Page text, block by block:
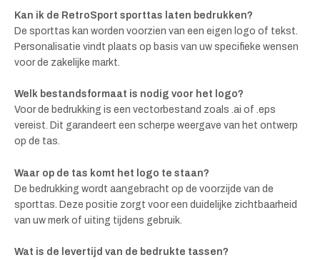
Kan ik de RetroSport sporttas laten bedrukken?
De sporttas kan worden voorzien van een eigen logo of tekst.
Personalisatie vindt plaats op basis van uw specifieke wensen
voor de zakelijke markt.
Welk bestandsformaat is nodig voor het logo?
Voor de bedrukking is een vectorbestand zoals .ai of .eps
vereist. Dit garandeert een scherpe weergave van het ontwerp
op de tas.
Waar op de tas komt het logo te staan?
De bedrukking wordt aangebracht op de voorzijde van de
sporttas. Deze positie zorgt voor een duidelijke zichtbaarheid
van uw merk of uiting tijdens gebruik.
Wat is de levertijd van de bedrukte tassen?